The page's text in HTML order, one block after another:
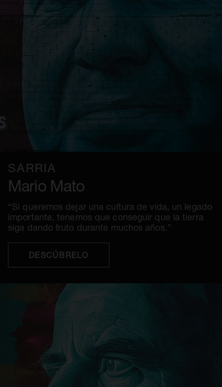
SARRIA
Mario Mato
“Si queremos dejar una cultura de vida, un legado
importante, tenemos que conseguir que la tierra
siga dando fruto durante muchos años.”
DESCÚBRELO